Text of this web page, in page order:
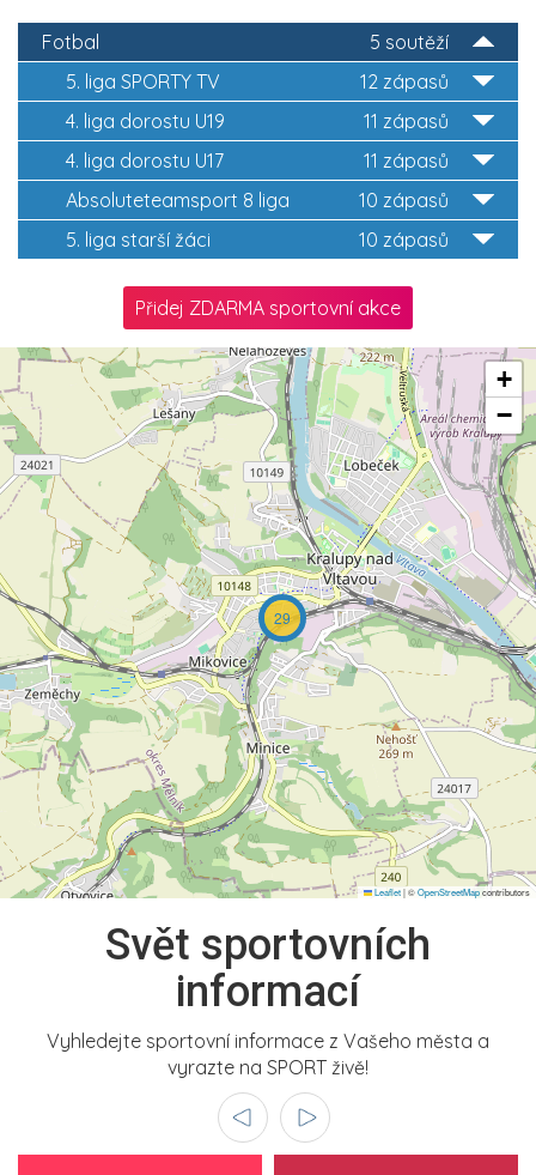
5 soutěží
Fotbal
12 zápasů
5. liga SPORTY TV
11 zápasů
4. liga dorostu U19
11 zápasů
4. liga dorostu U17
10 zápasů
Absoluteteamsport 8 liga
10 zápasů
5. liga starší žáci
Přidej ZDARMA sportovní akce
29
+
−
Leaflet|©OpenStreetMapcontributors
Svět sportovních
informací
Vyhledejte sportovní informace z Vašeho města a
vyrazte na SPORT živě!